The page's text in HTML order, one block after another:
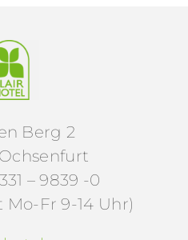
Berg 2
– 9839 -0
Fr 9-14 Uhr)